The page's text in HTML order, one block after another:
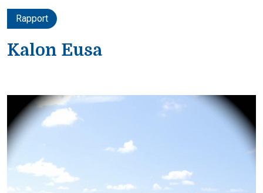
Rapport
Kalon Eusa